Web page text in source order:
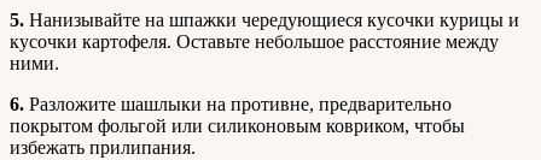
5. Нанизывайте на шпажки чередующиеся кусочки курицы и
кусочки картофеля. Оставьте небольшое расстояние между
ними.
6. Разложите шашлыки на противне, предварительно
покрытом фольгой или силиконовым ковриком, чтобы
избежать прилипания.